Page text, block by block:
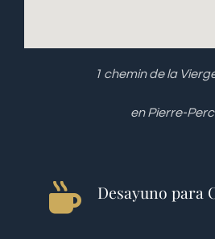
1 chemin de la
en Pierre-
Desayuno para